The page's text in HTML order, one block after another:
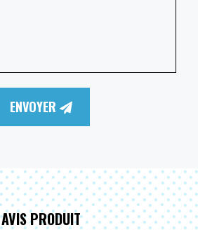
ENVOYER
AVIS PRODUIT